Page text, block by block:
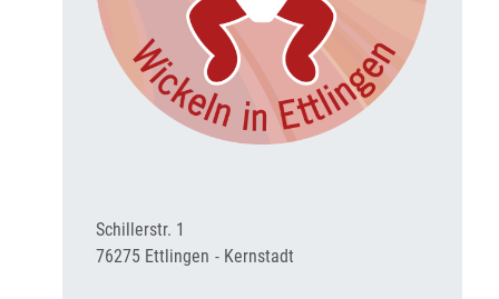
Kernstadt
Schillerstr. 1
76275 Ettlingen